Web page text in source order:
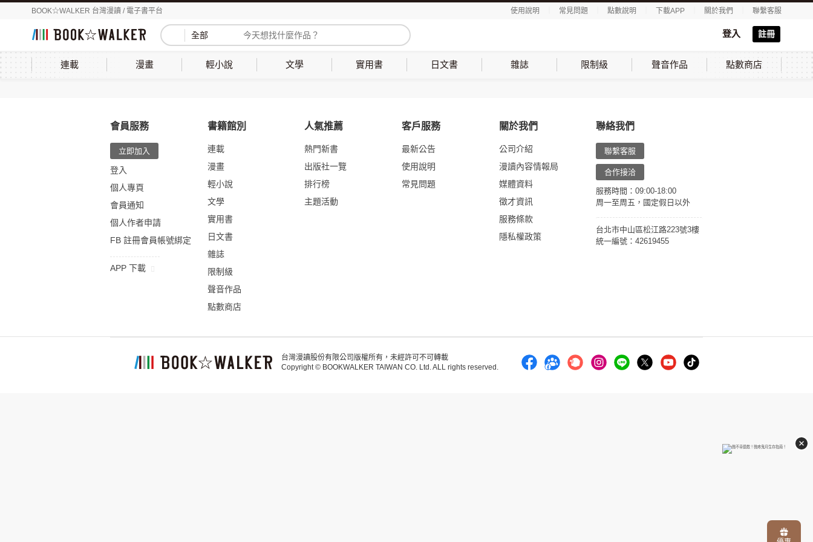
BOOK☆WALKER 台灣漫讀 / 電子書平台 使用說明 常見問題 點數說明 下載APP 關於我們 聯繫客服
全部 登入 註冊
連載 漫畫 輕小說 文學 實用書 日文書 雜誌 限制級 聲音作品 點數商店
會員服務
立即加入
登入
個人專頁
會員通知
個人作者申請
FB 註冊會員帳號綁定
APP 下載
書籍館別
連載
漫畫
輕小說
文學
實用書
日文書
雜誌
限制級
聲音作品
點數商店
人氣推薦
熱門新書
出版社一覽
排行榜
主題活動
客戶服務
最新公告
使用說明
常見問題
關於我們
公司介紹
漫讀內容情報局
媒體資料
徵才資訊
服務條款
隱私權政策
聯絡我們
聯繫客服
合作接洽
服務時間：09:00-18:00
周一至周五，國定假日以外
台北市中山區松江路223號3樓
統一編號：42619455
台灣漫讀股份有限公司版權所有，未經許可不可轉載
Copyright © BOOKWALKER TAIWAN CO. Ltd. ALL rights reserved.